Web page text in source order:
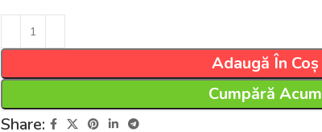
Adaugă În Coș
Cumpără Acum
Share: